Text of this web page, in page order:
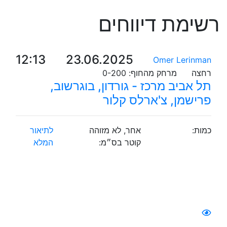
רשימת דיווחים
Omer Lerinman
23.06.2025
12:13
רחצה מרחק מהחוף: 0-200
תל אביב מרכז - גורדון, בוגרשוב,
פרישמן, צ'ארלס קלור
כמות:
אחר, לא מזוהה
קוטר בס״מ:
לתיאור
המלא